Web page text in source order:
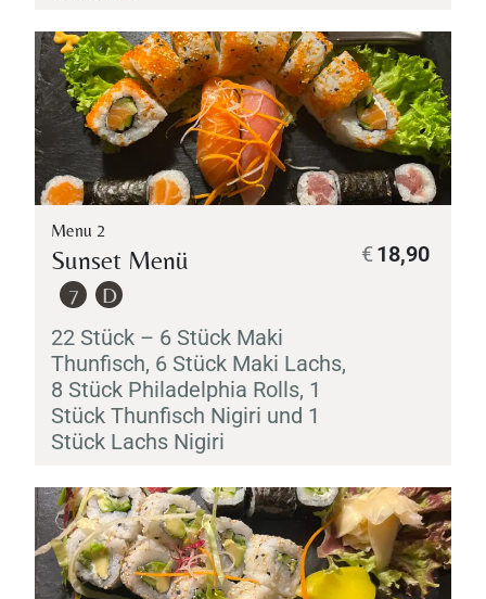
Menu 2
Sunset Menü
7 D
22 Stück – 6 Stück Maki
Thunfisch, 6 Stück Maki Lachs,
8 Stück Philadelphia Rolls, 1
Stück Thunfisch Nigiri und 1
Stück Lachs Nigiri
18,90
€